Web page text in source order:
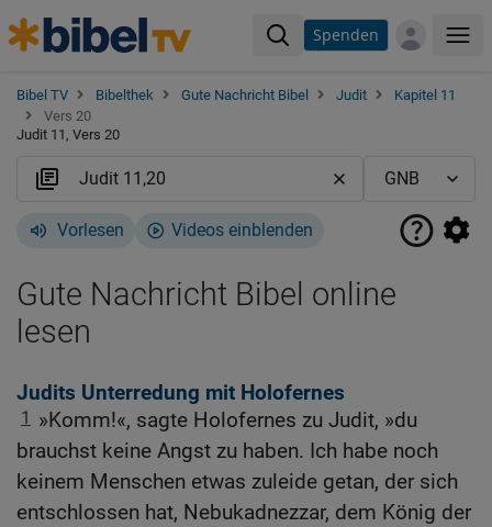
Spenden
Bibel TV Bibelthek Gute Nachricht Bibel Judit
Kapitel 11
Vers 20
Judit 11, Vers 20
Vorlesen Videos einblenden
Gute Nachricht Bibel online
lesen
Judits Unterredung mit Holofernes
1
»Komm!«, sagte Holofernes zu Judit, »du
brauchst keine Angst zu haben. Ich habe noch
keinem Menschen etwas zuleide getan, der sich
entschlossen hat, Nebukadnezzar, dem König der